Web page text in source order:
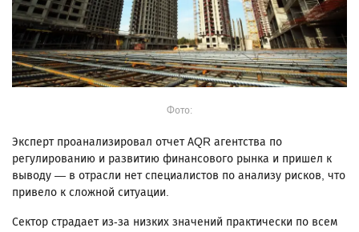
Фото:
Эксперт проанализировал отчет AQR агентства по
регулированию и развитию финансового рынка и пришел к
выводу — в отрасли нет специалистов по анализу рисков, что
привело к сложной ситуации.
Сектор страдает из-за низких значений практически по всем